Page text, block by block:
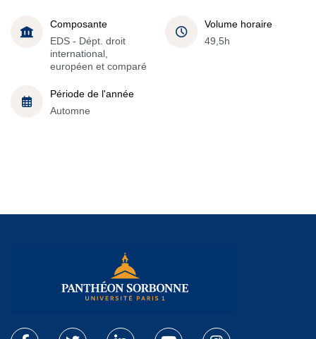
Composante
EDS - Dépt. droit
international,
européen et comparé
Volume horaire
49,5h
Période de l'année
Automne